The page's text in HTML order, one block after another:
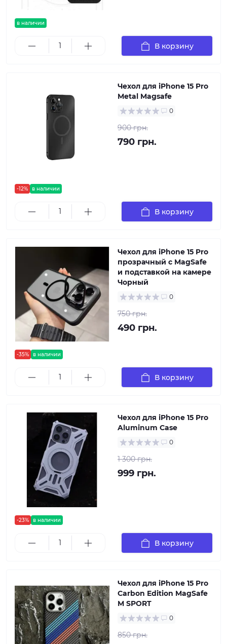
в наличии
В корзину
-12% в наличии
Чехол для iPhone 15 Pro
Metal Magsafe
0
900 грн.
790 грн.
В корзину
-35% в наличии
Чехол для iPhone 15 Pro
прозрачный с MagSafe
и подставкой на камере
Чорный
0
750 грн.
490 грн.
В корзину
-23% в наличии
Чехол для iPhone 15 Pro
Aluminum Case
0
1 300 грн.
999 грн.
В корзину
Чехол для iPhone 15 Pro
Carbon Edition MagSafe
M SPORT
0
850 грн.